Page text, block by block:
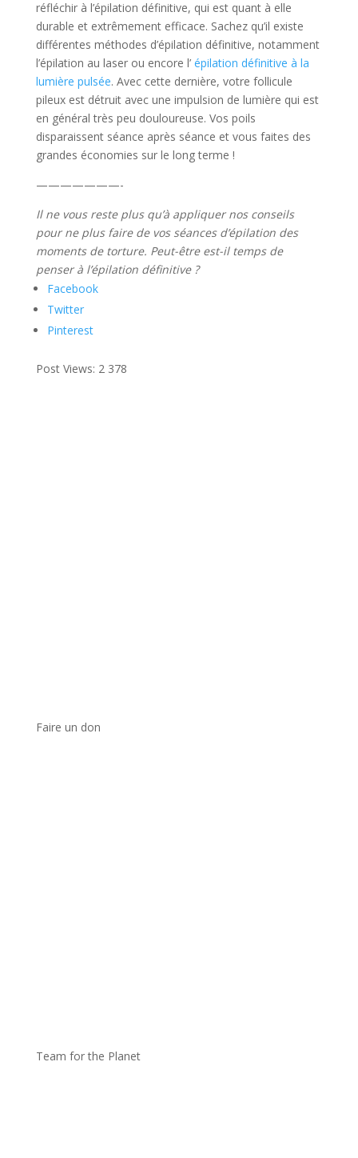
réfléchir à l’épilation définitive, qui est quant à elle
durable et extrêmement efficace. Sachez qu’il existe
différentes méthodes d’épilation définitive, notamment
l’épilation au laser ou encore l’ épilation définitive à la
lumière pulsée. Avec cette dernière, votre follicule
pileux est détruit avec une impulsion de lumière qui est
en général très peu douloureuse. Vos poils
disparaissent séance après séance et vous faites des
grandes économies sur le long terme !
———————-
Il ne vous reste plus qu’à appliquer nos conseils
pour ne plus faire de vos séances d’épilation des
moments de torture. Peut-être est-il temps de
penser à l’épilation définitive ?
Facebook
Twitter
Pinterest
Post Views: 2 378
Faire un don
Team for the Planet